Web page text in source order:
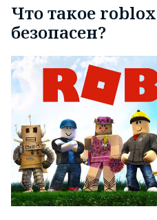
Что такое
безопасен?